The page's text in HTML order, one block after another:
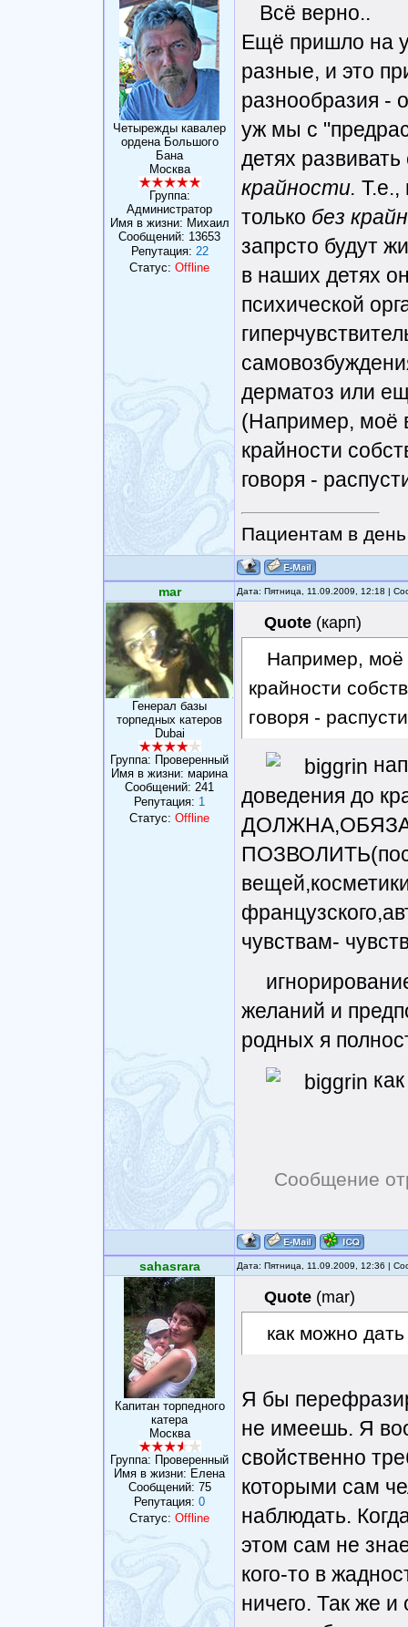
Четырежды кавалер
ордена Большого
Бана
Москва
Группа:
Администратор
Имя в жизни: Михаил
Сообщений: 13653
Репутация: 22
Статус: Offline
Всё верно..
Ещё пришло на
разные, и это
разнообразия -
уж мы с
детях
крайности. Т.е.,
только без
запрсто будут
в наших детях
психической
дерматоз или
(Например, моё
крайности
говоря -
Пациентам в
mar Дата: Пятница, 11.09.2009, 12:18 |
Генерал базы
торпедных катеров
Dubai
Группа: Проверенный
Имя в жизни: марина
Сообщений: 241
Репутация: 1
Статус: Offline
Quote (карп)
Например, моё
крайности
говоря -
доведения до
чувствам-
желаний и
родных я
Сообщение
sahasrara Дата: Пятница, 11.09.2009, 12:36 |
Капитан торпедного
катера
Москва
Группа: Проверенный
Имя в жизни: Елена
Сообщений: 75
Репутация: 0
Статус: Offline
Quote (mar)
как можно
Я бы
не имеешь. Я
свойственно
которыми сам
наблюдать.
этом сам не
кого-то в
ничего. Так же и